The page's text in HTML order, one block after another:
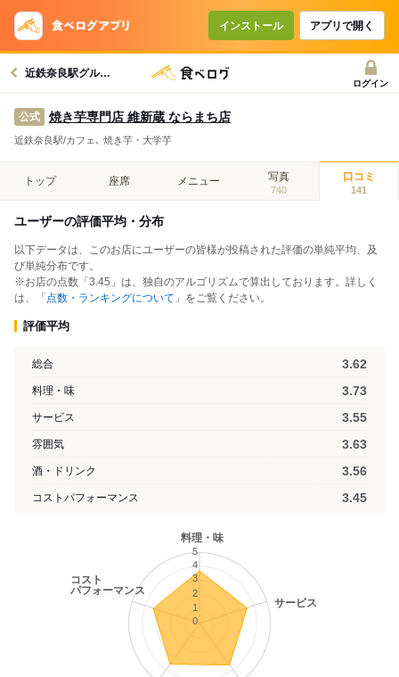
インストール アプリで開く
近鉄奈良駅グルメへ
ログイン
公式 焼き芋専門店 維新蔵 ならまち店
近鉄奈良駅/カフェ､ 焼き芋・大学芋
トップ 座席 メニュー 写真
740
口コミ
141
ユーザーの評価平均・分布
以下データは、このお店にユーザーの皆様が投稿された評価の単純平均、及
び単純分布です。
※お店の点数「3.45」は、独自のアルゴリズムで算出しております。詳しく
は、「 点数・ランキングについて 」をご覧ください。
評価平均
総合 3.62
料理・味 3.73
サービス 3.55
雰囲気 3.63
酒・ドリンク 3.56
コストパフォーマンス 3.45
0
1
2
3
4
5
料理・味
サービス
コスト
パフォーマンス